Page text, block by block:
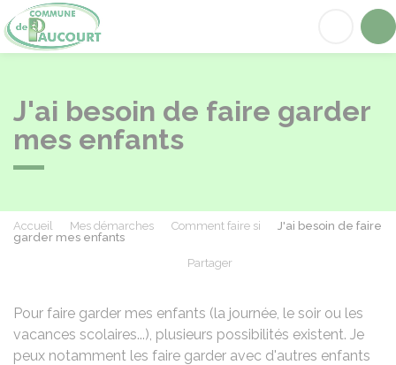
J'ai besoin de faire garder
mes enfants
Accueil Mes démarches Comment faire si
J'ai besoin de faire
garder mes enfants
Partager
Pour faire garder mes enfants (la journée, le soir ou les
vacances scolaires...), plusieurs possibilités existent. Je
peux notamment les faire garder avec d'autres enfants